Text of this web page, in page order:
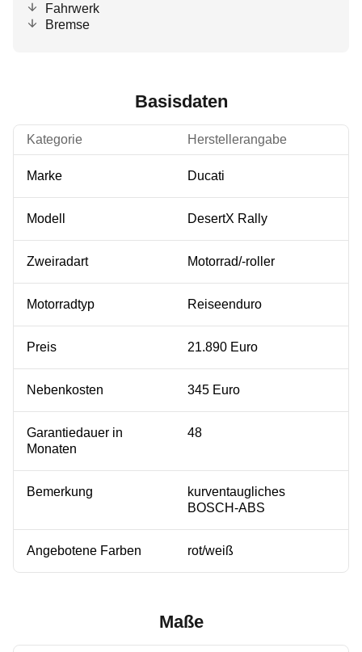
Fahrwerk
Bremse
Basisdaten
Kategorie Herstellerangabe
Marke Ducati
Modell DesertX Rally
Zweiradart Motorrad/-roller
Motorradtyp Reiseenduro
Preis 21.890 Euro
Nebenkosten 345 Euro
Garantiedauer in
Monaten
48
Bemerkung
kurventaugliches
BOSCH-ABS
Angebotene Farben rot/weiß
Maße